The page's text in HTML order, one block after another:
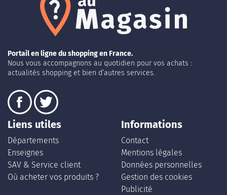
Portail en ligne du shopping en France.
Nous vous accompagnons au quotidien pour vos achats :
actualités shopping et bien d’autres services.
Liens utiles
Départements
Enseignes
SAV & Service client
Où acheter vos produits ?
Informations
Contact
Mentions légales
Données personnelles
Gestion des cookies
Publicité